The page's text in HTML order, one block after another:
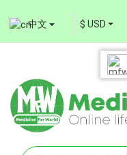
中文 $ USD